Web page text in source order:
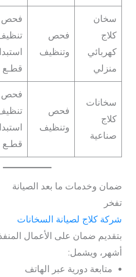
سخان
كلاج
كهربائي
منزلي
فحص
وتنظيف
فحص
قطـع
سخانات
كلاج
صناعية
فحص
وتنظيف
فحص
قطـع
ضمان وخدمات ما بعد الصيانة
تفخر
شركة كلاج لصيانة السخانات
أشهر، ويشمل:
متابعة دورية عبر الهاتف